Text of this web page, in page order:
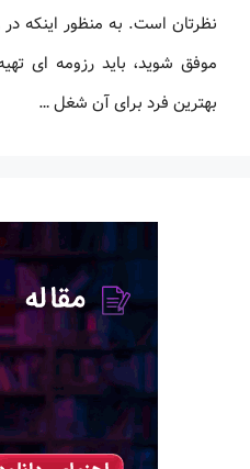
نظرتان است. به منظور اینکه
موفق شوید، باید رزومه ‌ای
بهترین فرد برای آن شغل …